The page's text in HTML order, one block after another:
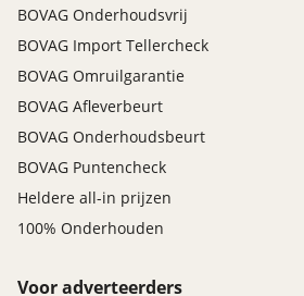
BOVAG Onderhoudsvrij
BOVAG Import Tellercheck
BOVAG Omruilgarantie
BOVAG Afleverbeurt
BOVAG Onderhoudsbeurt
BOVAG Puntencheck
Heldere all-in prijzen
100% Onderhouden
Voor adverteerders